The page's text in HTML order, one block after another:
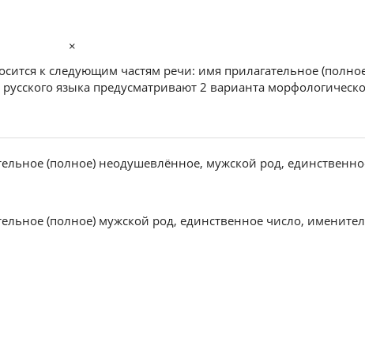
×
к следующим частям речи: имя прилагательное
языка предусматривают 2 варианта
(полное) неодушевлённое, мужской род,
(полное) мужской род, единственное число,